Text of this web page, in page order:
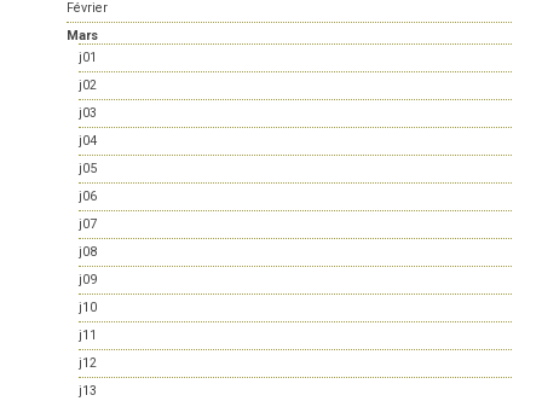
Février
Mars
j01
j02
j03
j04
j05
j06
j07
j08
j09
j10
j11
j12
j13